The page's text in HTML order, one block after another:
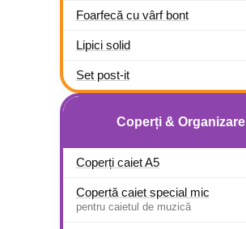
Foarfecă cu vârf bont
Lipici solid
Set post-it
Coperți & Organizare
Coperți caiet A5
Copertă caiet special mic
pentru caietul de muzică